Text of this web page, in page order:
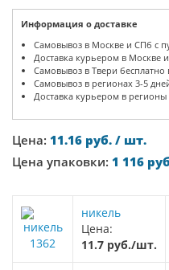
Информация о доставке
Самовывоз в Москве и СПб с
Доставка курьером в Москве
Самовывоз в Твери бесплатно
Самовывоз в регионах 3-5
Доставка курьером в
Цена: 11.16 руб. / шт.
Цена упаковки: 1 116
1362
никель
Цена:
11.7 руб./шт.